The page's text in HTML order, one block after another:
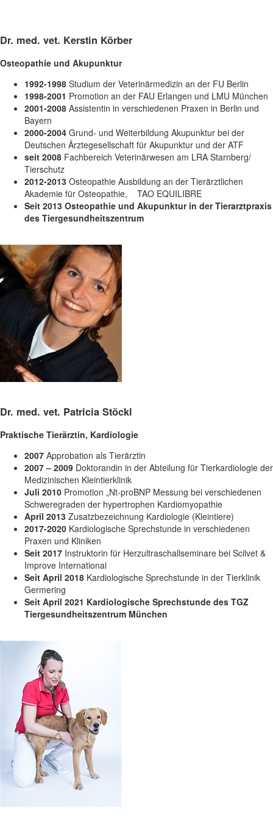
Dr. med. vet. Kerstin Körber
Osteopathie und Akupunktur
1992-1998 Studium der Veterinärmedizin an der FU Berlin
1998-2001 Promotion an der FAU Erlangen und LMU München
2001-2008 Assistentin in verschiedenen Praxen in Berlin und
Bayern
2000-2004 Grund- und Weiterbildung Akupunktur bei der
Deutschen Ärztegesellschaft für Akupunktur und der ATF
seit 2008 Fachbereich Veterinärwesen am LRA Starnberg/
Tierschutz
2012-2013 Osteopathie Ausbildung an der Tierärztlichen
Akademie für Osteopathie, TAO EQUILIBRE
Seit 2013 Osteopathie und Akupunktur in der Tierarztpraxis
des Tiergesundheitszentrum
Dr. med. vet. Patricia Stöckl
Praktische Tierärztin, Kardiologie
2007 Approbation als Tierärztin
2007 – 2009 Doktorandin in der Abteilung für Tierkardiologie der
Medizinischen Kleintierklinik
Juli 2010 Promotion „Nt-proBNP Messung bei verschiedenen
Schweregraden der hypertrophen Kardiomyopathie
April 2013 Zusatzbezeichnung Kardiologie (Kleintiere)
2017-2020 Kardiologische Sprechstunde in verschiedenen
Praxen und Kliniken
Seit 2017 Instruktorin für Herzultraschallseminare bei Scilvet &
Improve International
Seit April 2018 Kardiologische Sprechstunde in der Tierklinik
Germering
Seit April 2021 Kardiologische Sprechstunde des TGZ
Tiergesundheitszentrum München